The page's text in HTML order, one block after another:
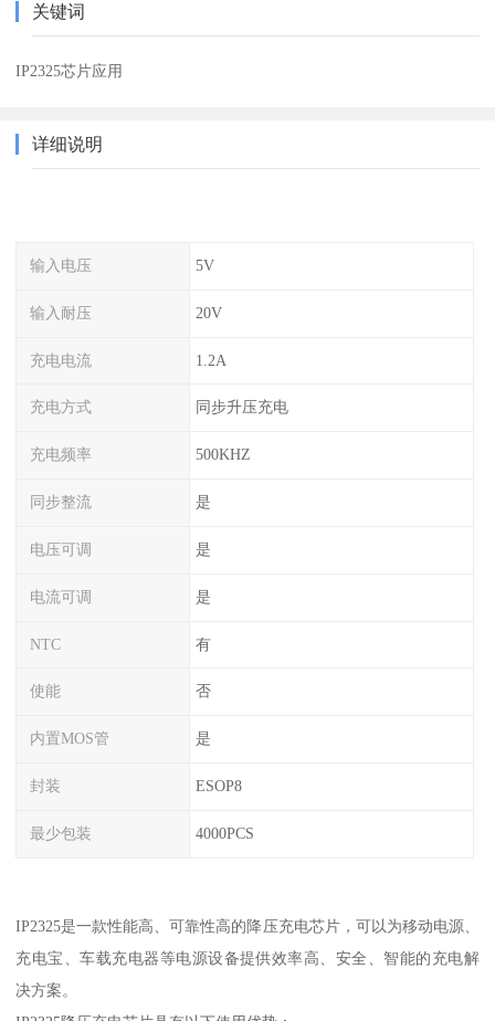
关键词
IP2325芯片应用
详细说明
输入电压 5V
输入耐压 20V
充电电流 1.2A
充电方式 同步升压充电
充电频率 500KHZ
同步整流 是
电压可调 是
电流可调 是
NTC 有
使能 否
内置MOS管 是
封装 ESOP8
最少包装 4000PCS
IP2325是一款性能高、可靠性高的降压充电芯片，可以为移动电源、
充电宝、车载充电器等电源设备提供效率高、安全、智能的充电解
决方案。